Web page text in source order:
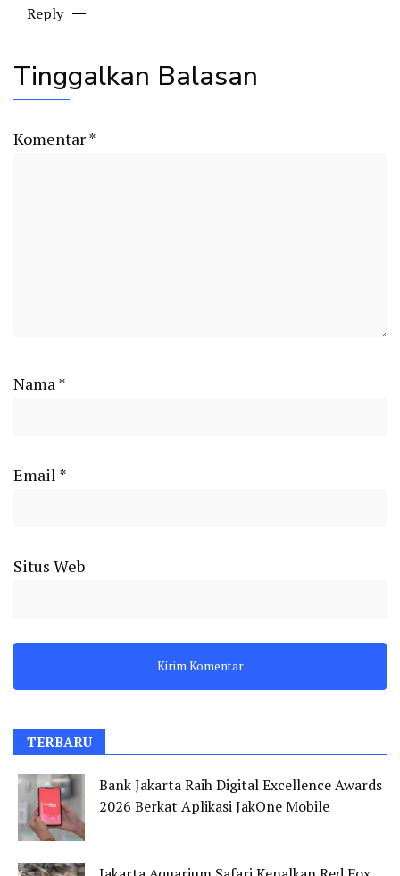
Reply
Tinggalkan Balasan
Komentar*
Nama*
Email *
Situs Web
TERBARU
Bank Jakarta Raih Digital Excellence Awards
2026 Berkat Aplikasi JakOne Mobile